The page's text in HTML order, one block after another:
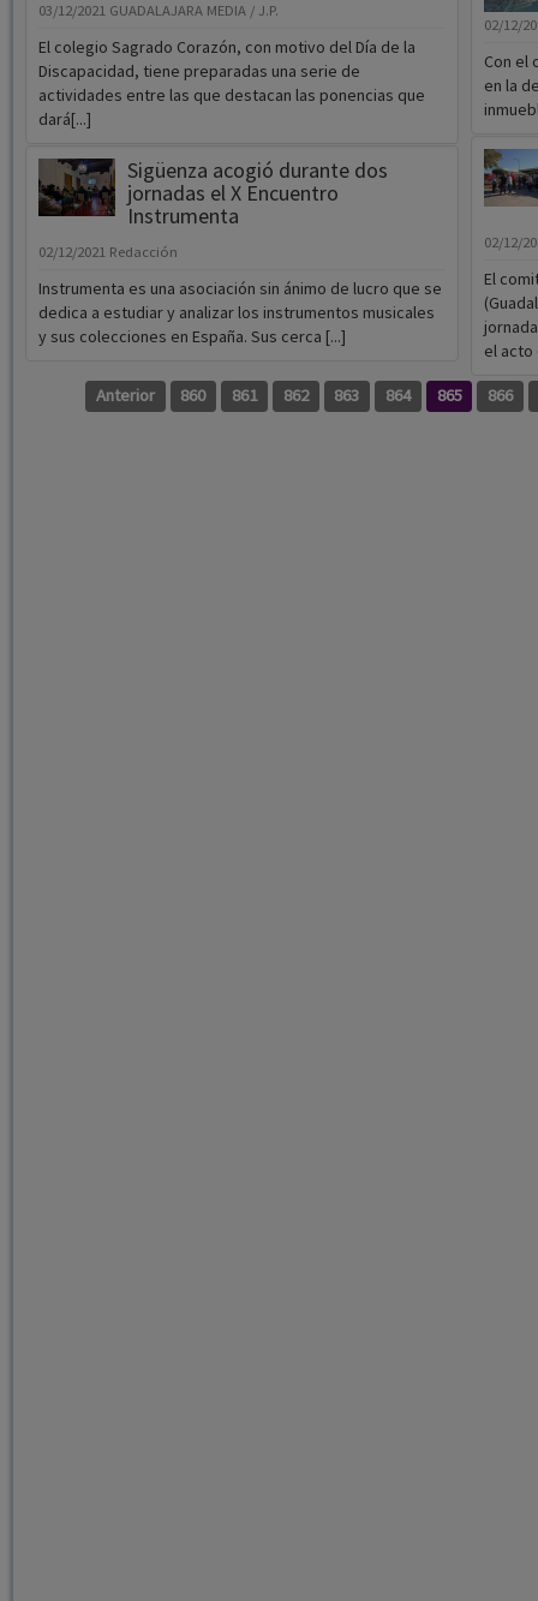
03/12/2021 GUADALAJARA MEDIA / J.P.
El colegio Sagrado Corazón, con motivo del Día de la
Discapacidad, tiene preparadas una serie de
actividades entre las que destacan las ponencias que
dará[...]
Sigüenza acogió durante dos
jornadas el X Encuentro
Instrumenta
02/12/2021 Redacción
Instrumenta es una asociación sin ánimo de lucro que se
dedica a estudiar y analizar los instrumentos musicales
y sus colecciones en España. Sus cerca [...]
02/12/
Con el
en la
02/12/
El
el acto
Anterior 860 861 862 863 864 865 866